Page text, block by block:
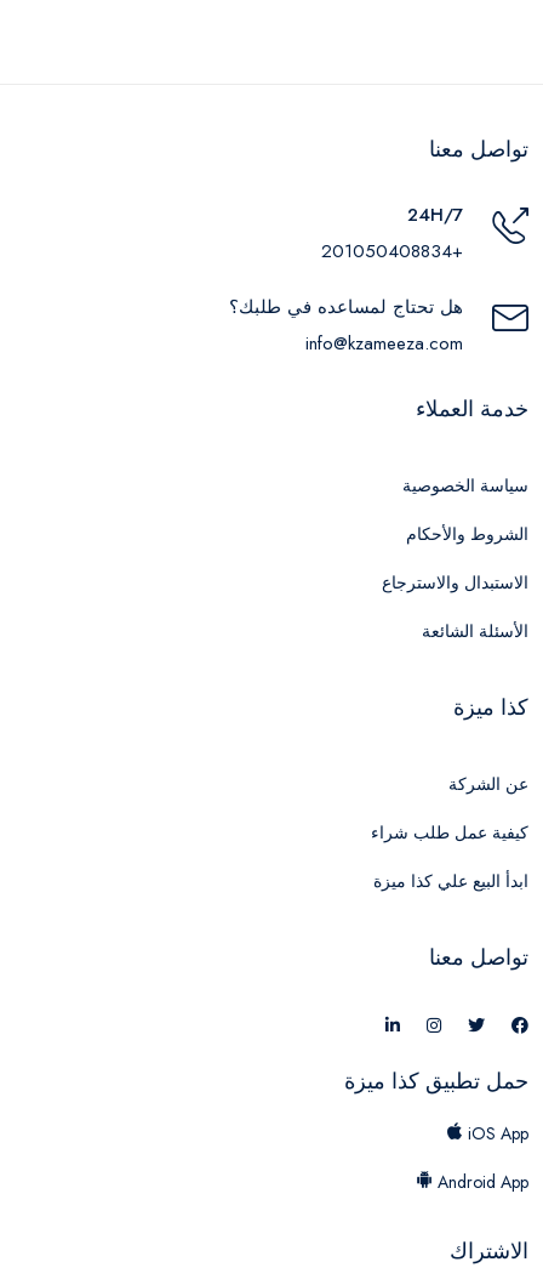
تواصل معنا
24H/7
+201050408834
هل تحتاج لمساعده في طلبك؟
info@kzameeza.com
خدمة العملاء
سياسة الخصوصية
الشروط والأحكام
الاستبدال والاسترجاع
الأسئلة الشائعة
كذا ميزة
عن الشركة
كيفية عمل طلب شراء
ابدأ البيع علي كذا ميزة
تواصل معنا
حمل تطبيق كذا ميزة
iOS App
Android App
الاشتراك